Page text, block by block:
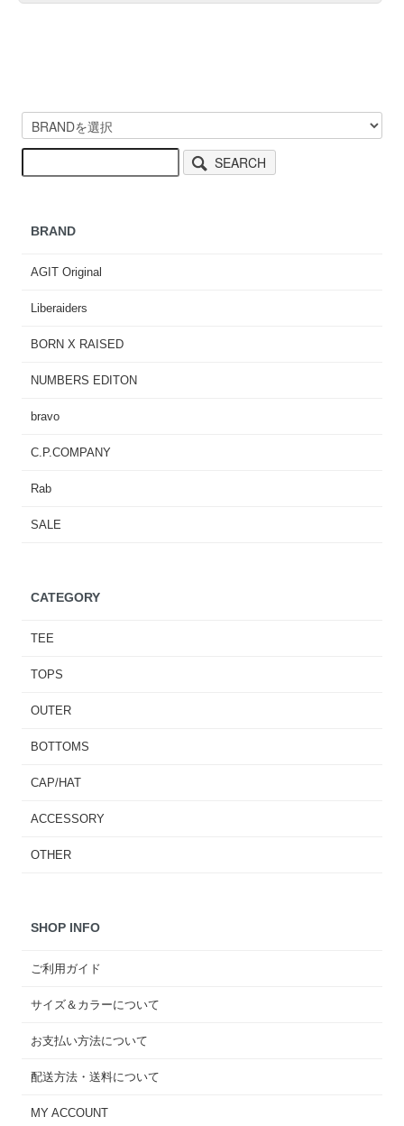
SEARCH
BRAND
AGIT Original
Liberaiders
BORN X RAISED
NUMBERS EDITON
bravo
C.P.COMPANY
Rab
SALE
CATEGORY
TEE
TOPS
OUTER
BOTTOMS
CAP/HAT
ACCESSORY
OTHER
SHOP INFO
ご利用ガイド
サイズ＆カラーについて
お支払い方法について
配送方法・送料について
MY ACCOUNT